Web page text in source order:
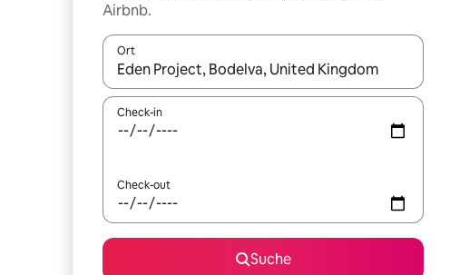
Airbnb.
Ort
Wenn Ergebnisse verfügbar sind, navigiere mit den
Check-in
Check-out
Suche